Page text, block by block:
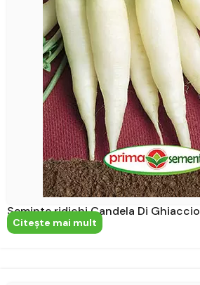
Seminte ridichi Candela Di Ghiaccio
Citeşte mai mult